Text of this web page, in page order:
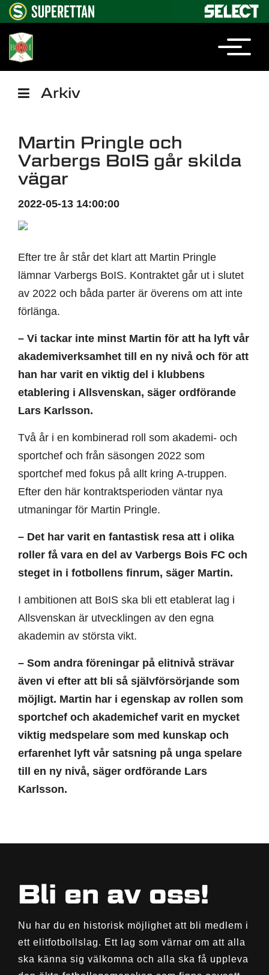
Arkiv
Martin Pringle och
Varbergs BoIS går skilda
vägar
2022-05-13 14:00:00
Efter tre år står det klart att Martin Pringle
lämnar Varbergs BoIS. Kontraktet går ut i slutet
av 2022 och båda parter är överens om att inte
förlänga.
– Vi tackar inte minst Martin för att ha lyft vår
akademiverksamhet till en ny nivå och för att
han har varit en viktig del i klubbens
etablering i Allsvenskan, säger ordförande
Lars Karlsson.
Två år i en kombinerad roll som akademi- och
sportchef och från säsongen 2022 som
sportchef med fokus på allt kring A-truppen.
Efter den här kontraktsperioden väntar nya
utmaningar för Martin Pringle.
– Det har varit en fantastisk resa att i olika
roller få vara en del av Varbergs Bois FC och
steget in i fotbollens finrum, säger Martin.
I ambitionen att BoIS ska bli ett etablerat lag i
Allsvenskan är utvecklingen av den egna
akademin av största vikt.
– Som andra föreningar på elitnivå strävar
även vi efter att bli så självförsörjande som
möjligt. Martin har i egenskap av rollen som
sportchef och akademichef varit en mycket
viktig medspelare som med kunskap och
erfarenhet lyft vår satsning på unga spelare
till en ny nivå, säger ordförande Lars
Karlsson.
Bli en av oss!
Nu har du en historisk möjlighet att bli medlem i
ett elitfotbollslag. Ett lag som värnar om att alla
ska känna sig välkomna och alla ska få uppleva